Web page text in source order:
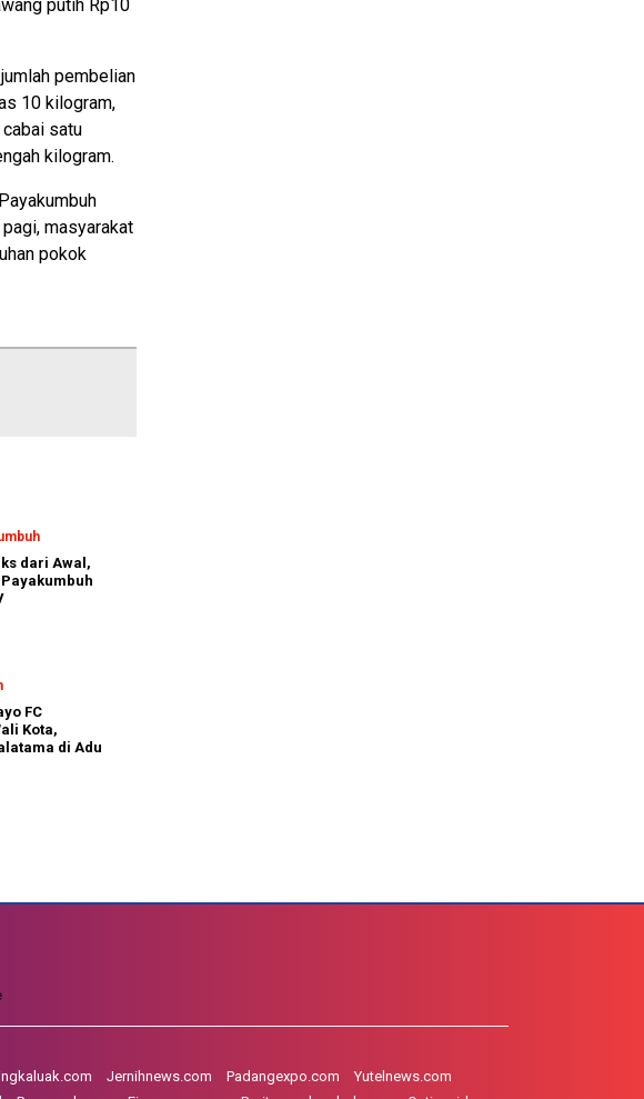
putih Rp10
pembelian
10 kilogram,
satu
kilogram.
masyarakat
pokok
dari Awal,
Payakumbuh
FC
Kota,
di Adu
Jernihnews.com Padangexpo.com
Yutelnews.com